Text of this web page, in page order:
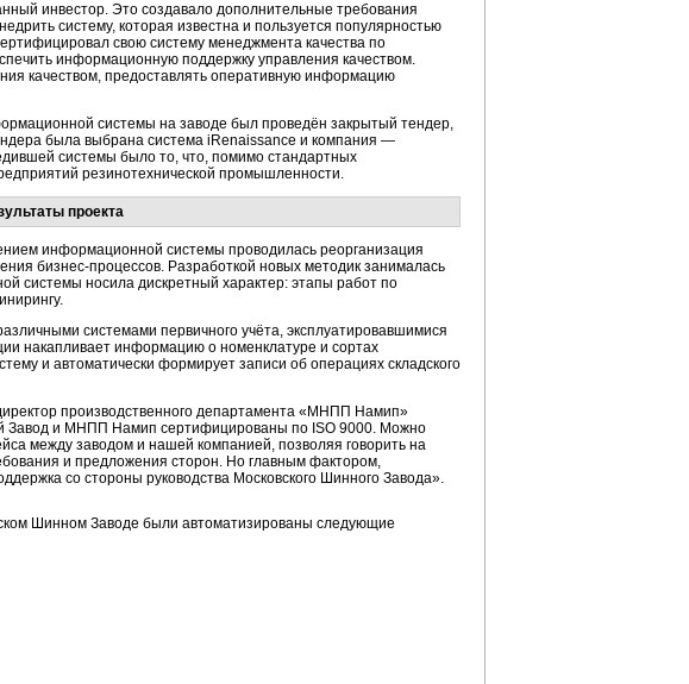
инвестор. Это создавало дополнительные требования
систему, которая известна и пользуется популярностью
свою систему менеджмента качества по
информационную поддержку управления качеством.
качеством, предоставлять оперативную информацию
системы на заводе был проведён закрытый тендер,
была выбрана система iRenaissance и компания —
системы было то, что, помимо стандартных
резинотехнической промышленности.
проекта
информационной системы проводилась реорганизация
бизнес-процессов. Разработкой новых методик занималась
системы носила дискретный характер: этапы работ по
системами первичного учёта, эксплуатировавшимися
накапливает информацию о номенклатуре и сортах
и автоматически формирует записи об операциях складского
производственного департамента «МНПП Намип»
Завод и МНПП Намип сертифицированы по ISO 9000. Можно
между заводом и нашей компанией, позволяя говорить на
и предложения сторон. Но главным фактором,
со стороны руководства Московского Шинного Завода».
Шинном Заводе были автоматизированы следующие